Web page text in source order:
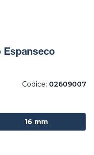
Espanseco
Codice: 02609007
16 mm